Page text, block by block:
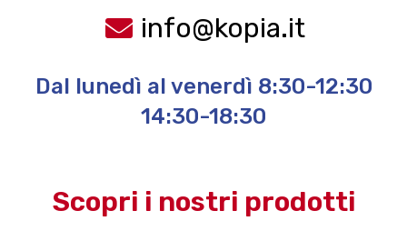
info@kopia.it
Dal lunedì al venerdì 8:30-12:30
14:30-18:30
Scopri i nostri prodotti